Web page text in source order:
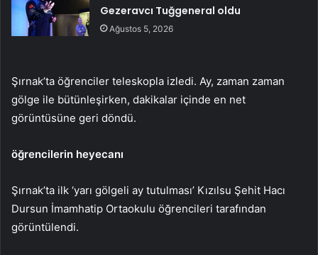
Gezeravcı Tuğgeneral oldu
Ağustos 5, 2026
Şırnak’ta öğrenciler teleskopla izledi. Ay, zaman zaman
gölge ile bütünleşirken, dakikalar içinde en net
görüntüsüne geri döndü.
öğrencilerin heyecanı
Şırnak’ta ilk ‘yarı gölgeli ay tutulması’ Kızılsu Şehit Hacı
Dursun İmamhatip Ortaokulu öğrencileri tarafından
görüntülendi.